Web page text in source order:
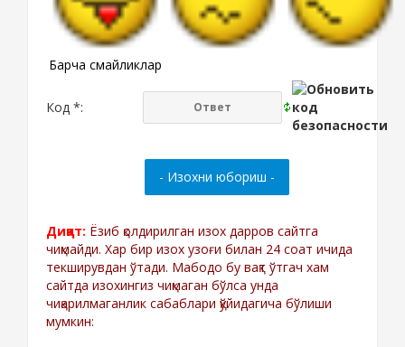
Барча смайликлар
Код *:
Диққат: Ёзиб қолдирилган изох дарров сайтга
чиқмайди. Хар бир изох узоғи билан 24 соат ичида
текширувдан ўтади. Мабодо бу вақт ўтгач хам
сайтда изохингиз чиқмаган бўлса унда
чиқарилмаганлик сабаблари қўйидагича бўлиши
мумкин: